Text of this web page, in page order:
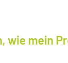
wie mein